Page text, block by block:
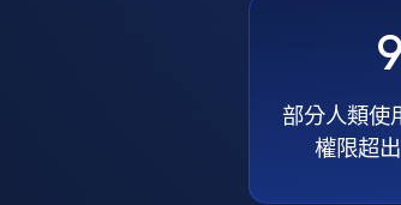
部分人類使
權限超